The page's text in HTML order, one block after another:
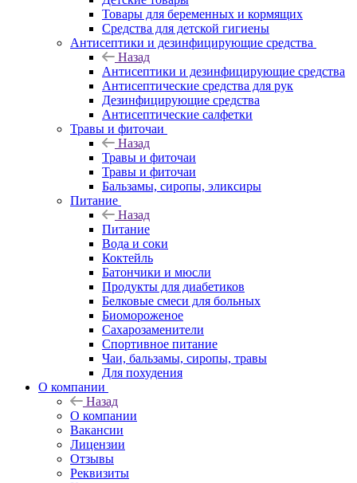
Товары для беременных и кормящих
Средства для детской гигиены
Антисептики и дезинфицирующие средства
Назад
Антисептики и дезинфицирующие средства
Антисептические средства для рук
Дезинфицирующие средства
Антисептические салфетки
Травы и фиточаи
Назад
Травы и фиточаи
Травы и фиточаи
Бальзамы, сиропы, эликсиры
Питание
Назад
Питание
Вода и соки
Коктейль
Батончики и мюсли
Продукты для диабетиков
Белковые смеси для больных
Биомороженое
Сахарозаменители
Спортивное питание
Чаи, бальзамы, сиропы, травы
Для похудения
О компании
Назад
О компании
Вакансии
Лицензии
Отзывы
Реквизиты